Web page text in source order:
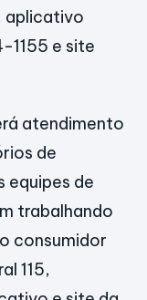
aplicativo
1155 e site
atendimento
de
equipes de
trabalhando
consumidor
115,